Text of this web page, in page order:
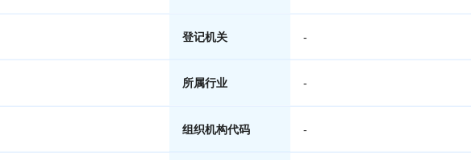
登记机关 -
所属行业 -
组织机构代码 -